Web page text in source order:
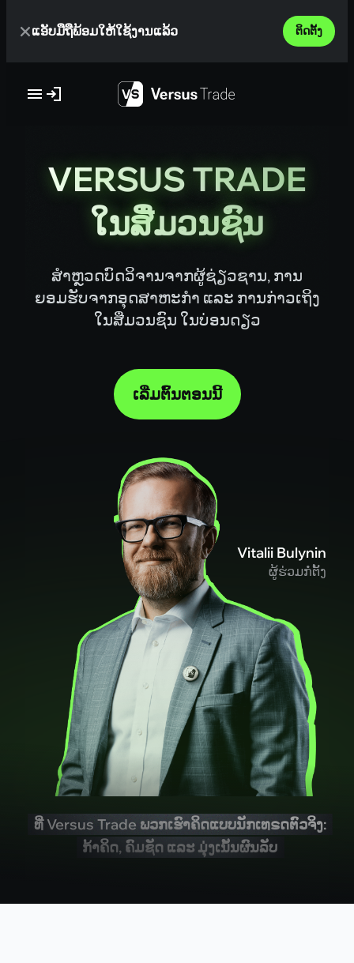
ແອັບມືຖືພ້ອມໃຫ້ໃຊ້ງານແລ້ວ ຕິດຕັ້ງ
VERSUS TRADE
ໃນສື່ມວນຊົນ
ສຳຫຼວດບົດວິຈານຈາກຜູ້ຊ່ຽວຊານ, ການ
ຍອມຮັບຈາກອຸດສາຫະກຳ ແລະ ການກ່າວເຖິງ
ໃນສື່ມວນຊົນ ໃນບ່ອນດຽວ
ເລີ່ມຕົ້ນຕອນນີ້
Vitalii Bulynin
ຜູ້ຮ່ວມກໍ່ຕັ້ງ
ທີ່ Versus Trade ພວກເຮົາຄິດແບບນັກເທຣດຕົວຈິງ:
ກ້າຄິດ, ຄົມຊັດ ແລະ ມຸ່ງເນັ້ນຜົນລັບ